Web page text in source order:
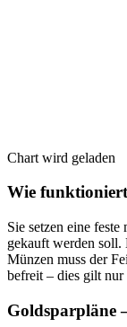
Chart wird geladen
Wie
Sie setzen eine
gekauft werden soll.
Münzen muss der
befreit – dies gilt
Goldsparpläne